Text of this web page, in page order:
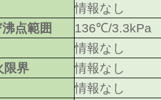
情報なし
点範囲
136℃/3.3kPa
情報なし
限界
情報なし
情報なし